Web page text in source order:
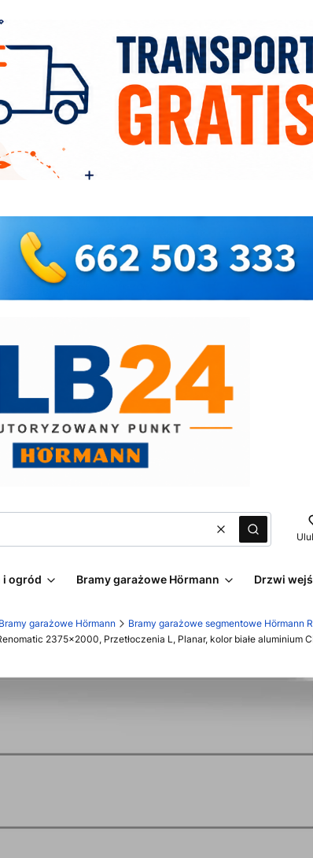
WyczyśćSzukaj
i ogród Bramy garażowe Hörmann Drzwi
Bramy garażowe Hörmann
Bramy garażowe segmentowe Hörmann
2375x2000, Przetłoczenia L, Planar, kolor białe aluminium